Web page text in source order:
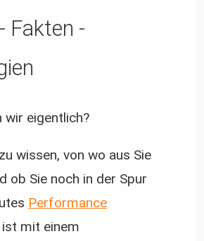
Fakten -
wir eigentlich?
wissen, von wo aus Sie
ob Sie noch in der Spur
Performance
ist mit einem